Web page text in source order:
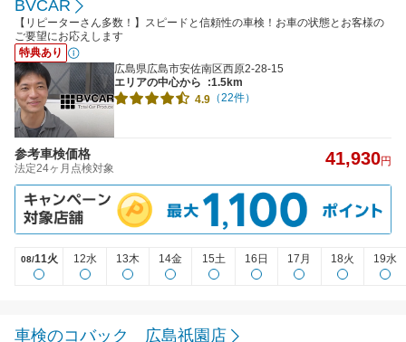
BVCAR
【リピーターさん多数！】スピードと信頼性の車検！お車の状態とお客様の
ご要望にお応えします
特典あり
広島県広島市安佐南区西原2-28-15
エリアの中心から
:1.5km
4.9 （22件）
参考車検価格
法定24ヶ月点検対象 41,930円
08/11火 12水 13木 14金 15土 16日 17月 18火 19水
車検のコバック 広島祇園店